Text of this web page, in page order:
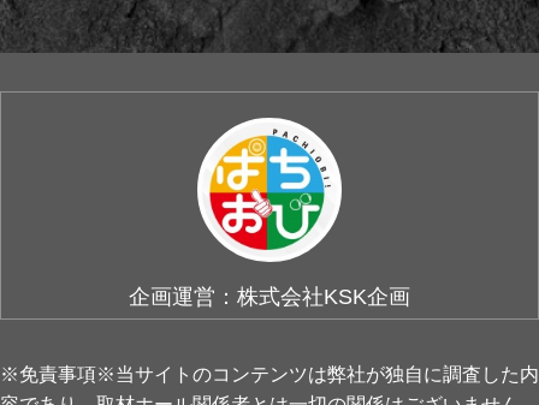
企画運営：株式会社KSK企画
※免責事項※当サイトのコンテンツは弊社が独自に調査した内